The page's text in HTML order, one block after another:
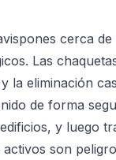
cerca
Las
la eliminación
de forma
y luego
son